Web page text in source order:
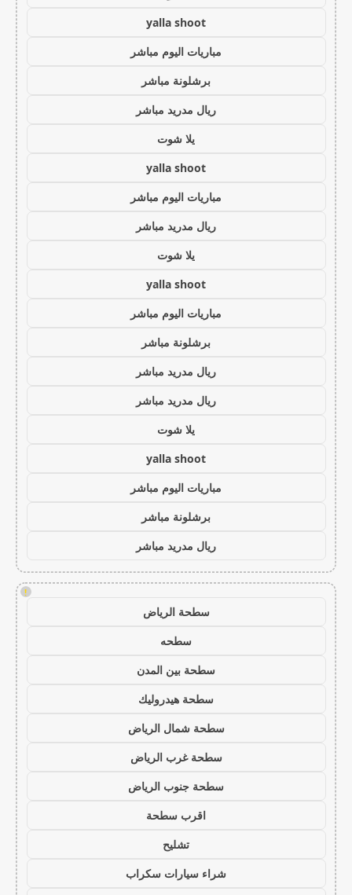
yalla shoot
مباريات اليوم مباشر
برشلونة مباشر
ريال مدريد مباشر
يلا شوت
yalla shoot
مباريات اليوم مباشر
ريال مدريد مباشر
يلا شوت
yalla shoot
مباريات اليوم مباشر
برشلونة مباشر
ريال مدريد مباشر
ريال مدريد مباشر
يلا شوت
yalla shoot
مباريات اليوم مباشر
برشلونة مباشر
ريال مدريد مباشر
!
سطحة الرياض
سطحه
سطحة بين المدن
سطحة هيدروليك
سطحة شمال الرياض
سطحة غرب الرياض
سطحة جنوب الرياض
اقرب سطحة
تشليح
شراء سيارات سكراب